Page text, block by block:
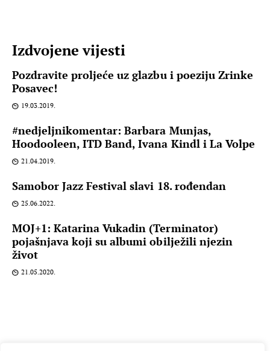
Izdvojene vijesti
Pozdravite proljeće uz glazbu i poeziju Zrinke
Posavec!
19.03.2019.
#nedjeljnikomentar: Barbara Munjas,
Hoodooleen, ITD Band, Ivana Kindl i La Volpe
21.04.2019.
Samobor Jazz Festival slavi 18. rođendan
25.06.2022.
MOJ+1: Katarina Vukadin (Terminator)
pojašnjava koji su albumi obilježili njezin
život
21.05.2020.